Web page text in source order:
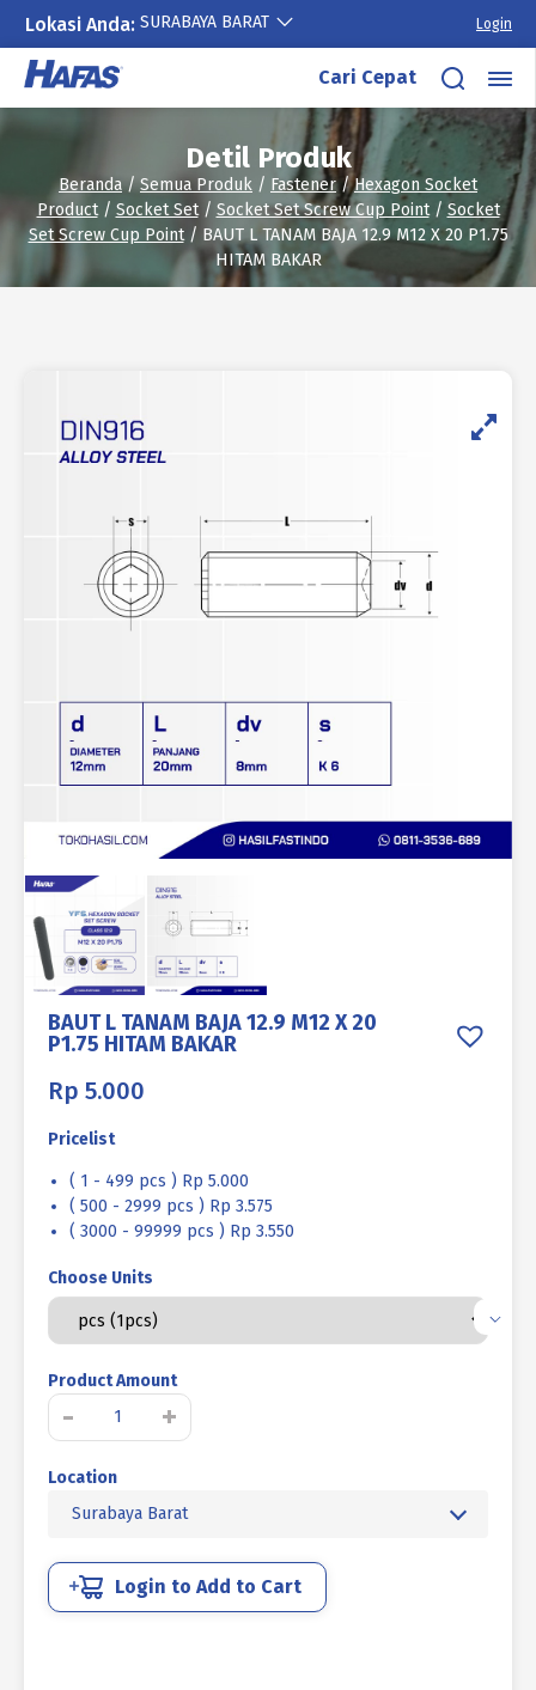
Lokasi Anda: SURABAYA BARAT Login
Lewati
konten
Cari Cepat
Detil Produk
Beranda/Semua Produk / Fastener/Hexagon Socket
Product/ Socket Set/ Socket Set Screw Cup Point/ Socket
Set Screw Cup Point/ BAUT L TANAM BAJA 12.9 M12 X 20 P1.75
HITAM BAKAR
BAUT L TANAM BAJA 12.9 M12 X 20
P1.75 HITAM BAKAR
Rp 5.000
Pricelist
( 1 - 499 pcs ) Rp 5.000
( 500 - 2999 pcs ) Rp 3.575
( 3000 - 99999 pcs ) Rp 3.550
Choose Units
Product Amount
-
Kuantitas
TANAM
BAJA
X
20
+
Location
Surabaya Barat
Login to Add to Cart